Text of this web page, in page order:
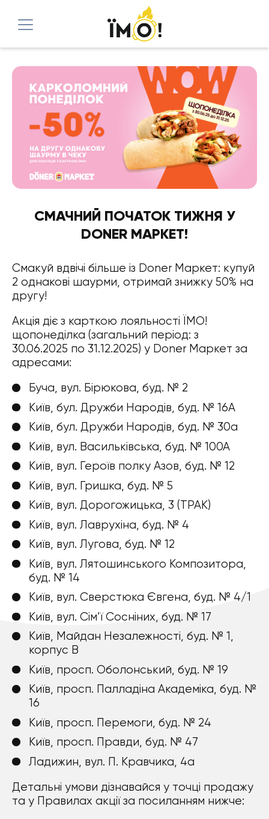
СМАЧНИЙ ПОЧАТОК ТИЖНЯ У
DОNER МАРКЕТ!
Смакуй вдвічі більше із Dоner Маркет: купуй
2 однакові шаурми, отримай знижку 50% на
другу!
Акція діє з карткою лояльності ЇМО!
щопонеділка (загальний період: з
30.06.2025 по 31.12.2025) у Dоner Маркет за
адресами:
Буча, вул. Бірюкова, буд. № 2
Київ, бул. Дружби Народів, буд. № 16А
Київ, бул. Дружби Народів, буд. № 30а
Київ, вул. Васильківська, буд. № 100А
Київ, вул. Героїв полку Азов, буд. № 12
Київ, вул. Гришка, буд. № 5
Київ, вул. Дорогожицька, 3 (ТРАК)
Київ, вул. Лаврухіна, буд. № 4
Київ, вул. Лугова, буд. № 12
Київ, вул. Лятошинського Композитора,
буд. № 14
Київ, вул. Сверстюка Євгена, буд. № 4/1
Київ, вул. Сім’ї Сосніних, буд. № 17
Київ, Майдан Незалежності, буд. № 1,
корпус В
Київ, просп. Оболонський, буд. № 19
Київ, просп. Палладіна Академіка, буд. №
16
Київ, просп. Перемоги, буд. № 24
Київ, просп. Правди, буд. № 47
Ладижин, вул. П. Кравчика, 4а
Детальні умови дізнавайся у точці продажу
та у Правилах акції за посиланням нижче: